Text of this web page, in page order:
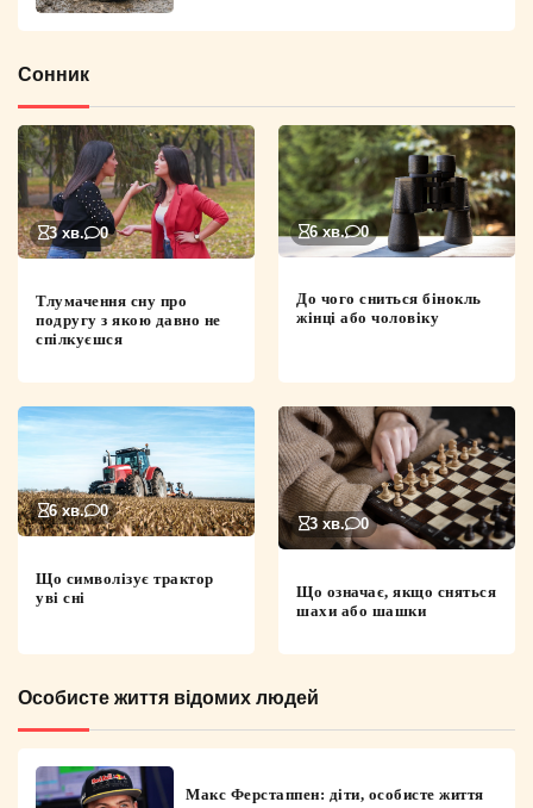
Сонник
3 хв. 0
Тлумачення сну про
подругу з якою давно не
спілкуєшся
6 хв. 0
До чого сниться бінокль
жінці або чоловіку
6 хв. 0
Що символізує трактор
уві сні
3 хв. 0
Що означає, якщо сняться
шахи або шашки
Особисте життя відомих людей
Макс Ферстаппен: діти, особисте життя